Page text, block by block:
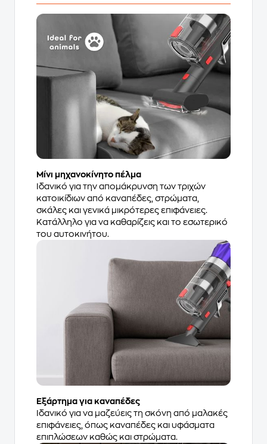
Μίνι μηχανοκίνητο πέλμα
Ιδανικό για την απομάκρυνση των τριχών
κατοικίδιων από καναπέδες, στρώματα,
σκάλες και γενικά μικρότερες επιφάνειες.
Κατάλληλο για να καθαρίζεις και το εσωτερικό
του αυτοκινήτου.
Εξάρτημα για καναπέδες
Ιδανικό για να μαζεύεις τη σκόνη από μαλακές
επιφάνειες, όπως καναπέδες και υφάσματα
επιπλώσεων καθώς και στρώματα.